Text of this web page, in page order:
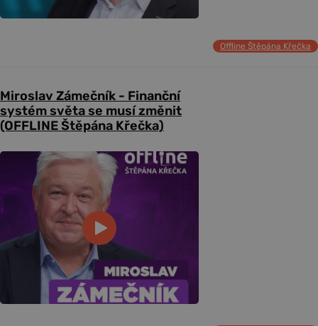
Offline Štěpána Křečka
Miroslav Zámečník - Finanční
systém světa se musí změnit
(OFFLINE Štěpána Křečka)